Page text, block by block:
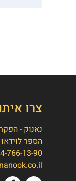
צרו
נאנוק -
הספר
766-13-90